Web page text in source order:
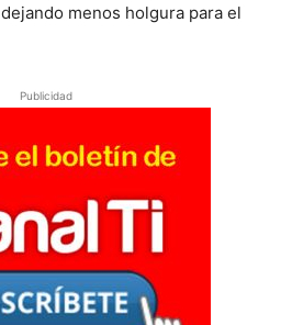
dejando menos holgura para el
Publicidad